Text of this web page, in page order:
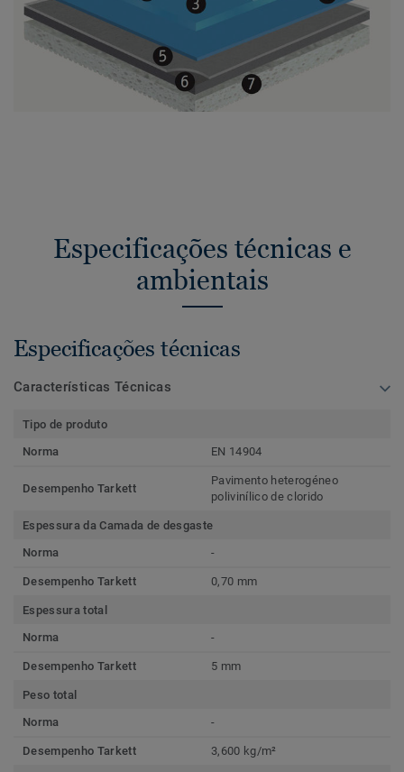
Especificações técnicas e
ambientais
Especificações técnicas
Características Técnicas
Tipo de produto
Norma
EN 14904
Desempenho Tarkett
Pavimento heterogéneo
polivinílico de clorido
Espessura da Camada de desgaste
Norma
-
Desempenho Tarkett 0,70 mm
Espessura total
Norma
-
Desempenho Tarkett 5 mm
Peso total
Norma
-
Desempenho Tarkett 3,600 kg/m²